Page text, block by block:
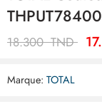
THPUT78400
18.300TND
Marque: TOTAL